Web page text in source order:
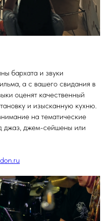
бархата и звуки
а с вашего свидания в
оценят качественный
и изысканную кухню.
на тематические
джаз, джем-сейшены или